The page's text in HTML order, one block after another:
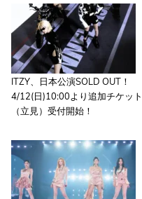
ITZY、日本公演SOLD OUT！
4/12(日)10:00より追加チケット
（立見）受付開始！